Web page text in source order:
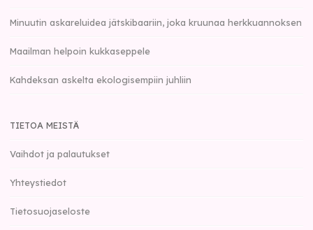
Minuutin askareluidea jätskibaariin, joka kruunaa herkkuannoksen
Maailman helpoin kukkaseppele
Kahdeksan askelta ekologisempiin juhliin
TIETOA MEISTÄ
Vaihdot ja palautukset
Yhteystiedot
Tietosuojaseloste